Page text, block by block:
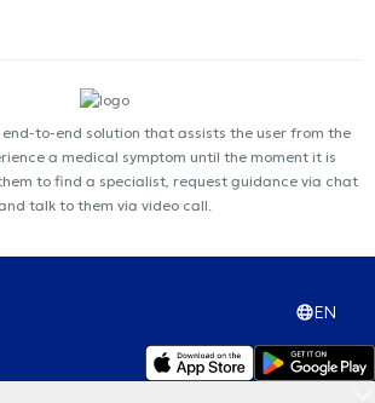
to-end solution that assists the user from the
a medical symptom until the moment it is
to find a specialist, request guidance via chat
talk to them via video call.
EN